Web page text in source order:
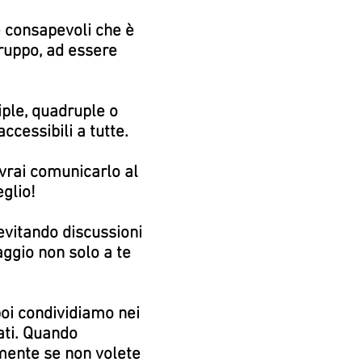
che è
ad essere
quadruple o
a tutte.
comunicarlo al
discussioni
non solo a te
condividiamo nei
Quando
se non volete